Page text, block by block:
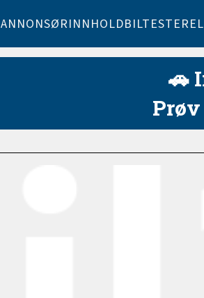
ANNONSØRINNHOLDBILTESTER
🚗
Prøv